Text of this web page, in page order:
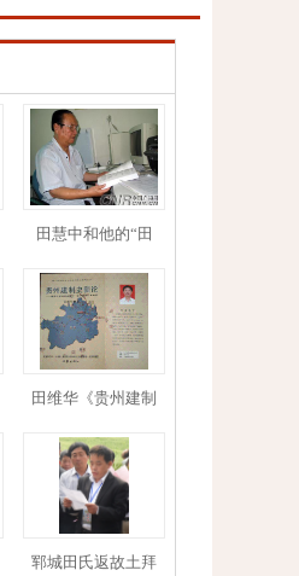
田慧中和他的“田
田维华《贵州建制
郓城田氏返故土拜